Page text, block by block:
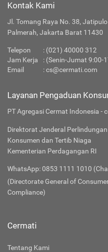
Kontak Kami
Jl. Tomang Raya No. 38, Jatipulo
Palmerah, Jakarta Barat 11430
Telepon : (021) 40000 312
Jam Kerja
: (Senin-Jumat 9:00-
Email
:cs@cermati.com
Layanan Pengaduan
PT Agregasi Cermat Indonesia -
Direktorat Jenderal Perlindungan
Konsumen dan Tertib Niaga
Kementerian Perdagangan RI
WhatsApp: 0853 1111 1010
(Directorate General of
Compliance)
Cermati
Tentang Kami